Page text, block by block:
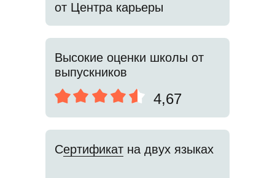
Сертификат на двух языках
Высокие оценки школы от
выпускников
от Центра карьеры
4,67